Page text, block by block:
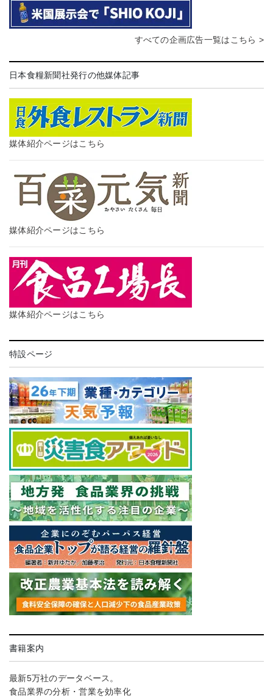
すべての企画広告一覧はこちら >
日本食糧新聞社発行の他媒体記事
媒体紹介ページはこちら
媒体紹介ページはこちら
媒体紹介ページはこちら
特設ページ
書籍案内
最新5万社のデータベース。
食品業界の分析・営業を効率化